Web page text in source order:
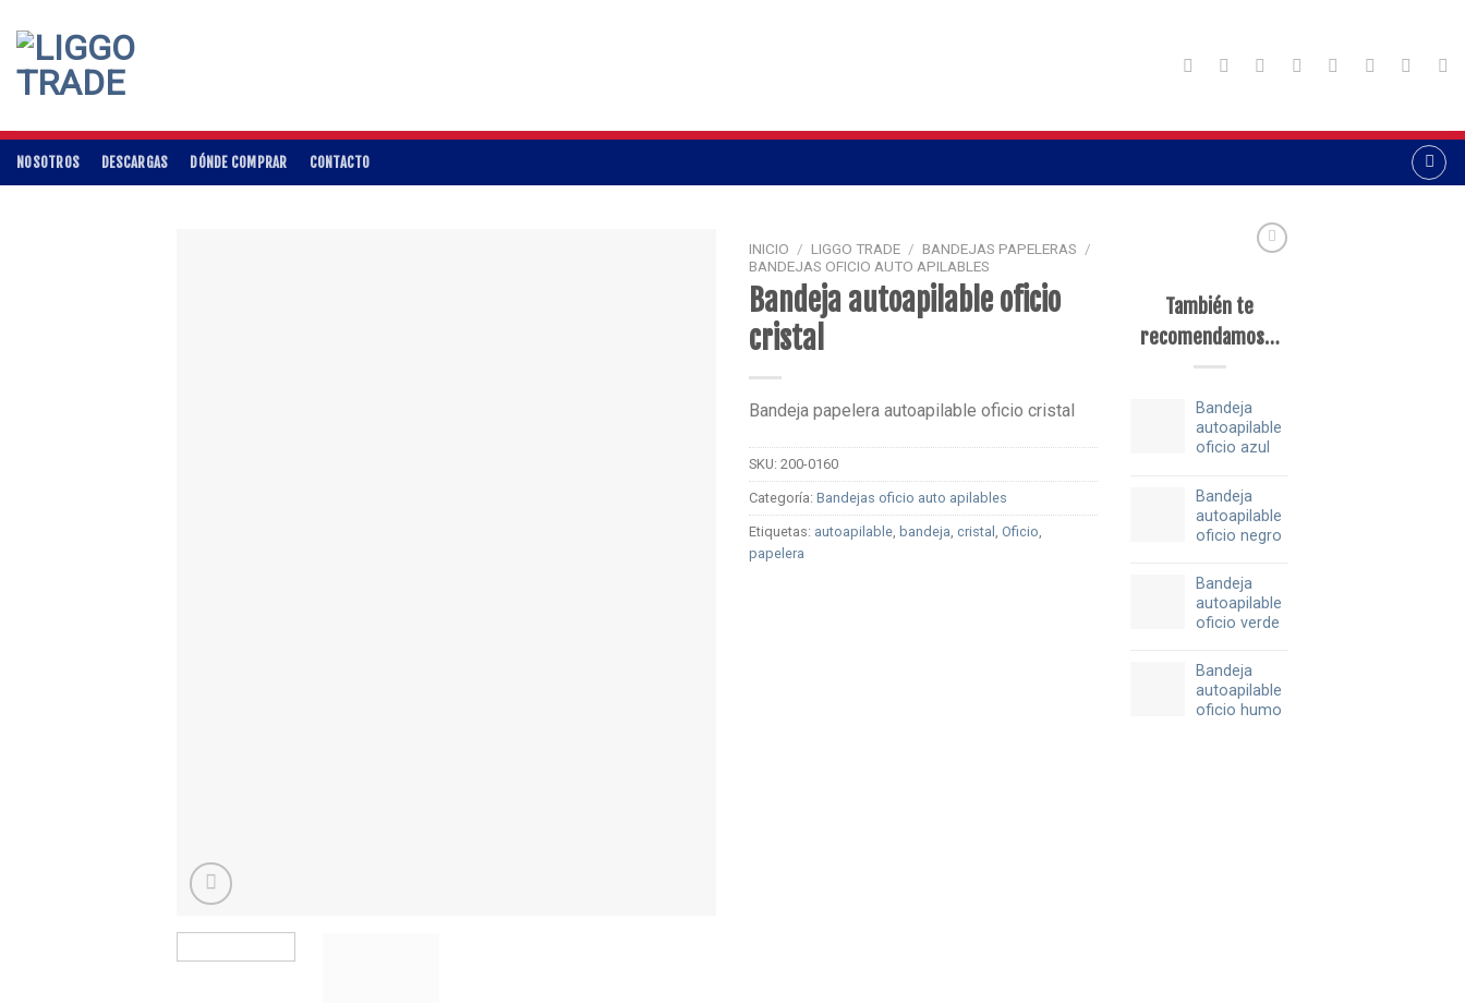
content
NOSOTROS DESCARGAS DÓNDE COMPRAR CONTACTO
INICIO / LIGGO TRADE / BANDEJAS PAPELERAS /
BANDEJAS OFICIO AUTO APILABLES
Bandeja autoapilable oficio
cristal
Bandeja papelera autoapilable oficio cristal
SKU: 200-0160
Categoría: Bandejas oficio auto apilables
Etiquetas: autoapilable bandeja cristal Oficio
papelera
También te
recomendamos…
Bandeja
autoapilable
oficio azul
Bandeja
autoapilable
oficio negro
Bandeja
autoapilable
oficio verde
Bandeja
autoapilable
oficio humo